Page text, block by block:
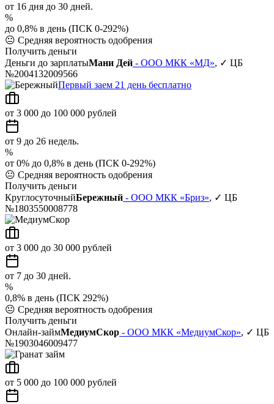
от 16 дня до 30 дней.
%
до 0,8% в день (ПСК 0-292%)
😐 Средняя вероятность одобрения
Получить деньги
Деньги до зарплатыМани Дей - ООО МКК «МД», ✓ ЦБ
№2004132009566
Первый заем 21 день бесплатно
от 3 000 до 100 000 рублей
от 9 до 26 недель.
%
от 0% до 0,8% в день (ПСК 0-292%)
😐 Средняя вероятность одобрения
Получить деньги
КруглосуточныйБережный - ООО МКК «Бриз», ✓ ЦБ
№1803550008778
от 3 000 до 30 000 рублей
от 7 до 30 дней.
%
0,8% в день (ПСК 292%)
😐 Средняя вероятность одобрения
Получить деньги
Онлайн-займМедиумСкор - ООО МКК «МедиумСкор», ✓ ЦБ
№1903046009477
от 5 000 до 100 000 рублей